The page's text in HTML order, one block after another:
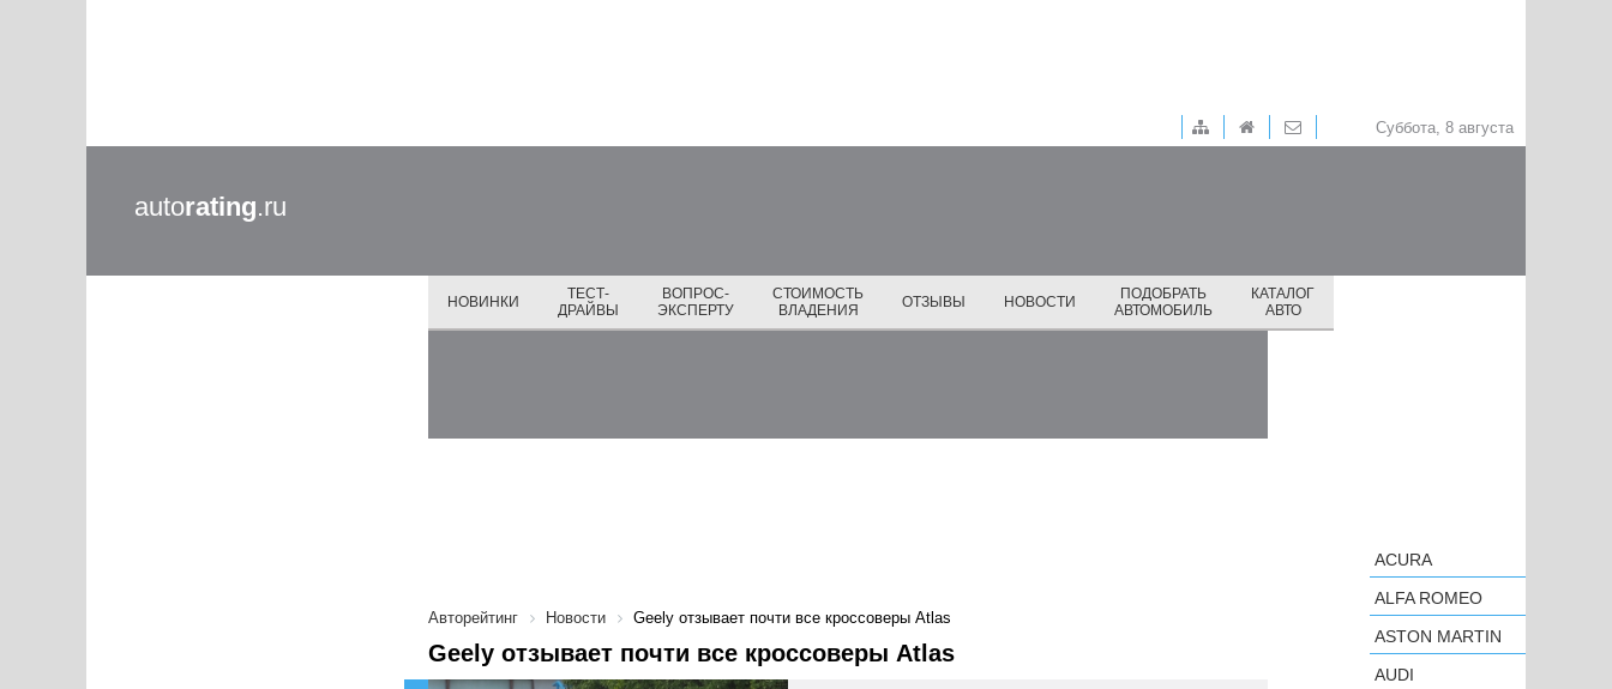
Суббота, 8 августа
autorating.ru
НОВИНКИ
ТЕСТ-
ДРАЙВЫ
ВОПРОС-
ЭКСПЕРТУ
СТОИМОСТЬ
ВЛАДЕНИЯ
ОТЗЫВЫ НОВОСТИ
ПОДОБРАТЬ
АВТОМОБИЛЬ
КАТАЛОГ
АВТО
Авторейтинг Новости Geely отзывает почти все кроссоверы Atlas
Geely отзывает почти все кроссоверы Atlas
ACURA
ALFA ROMEO
ASTON MARTIN
AUDI